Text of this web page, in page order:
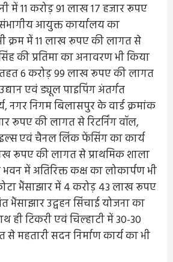
में 11 करोड़ 91 लाख 17 हजार रूपए
आयुक्त कार्यालय का
क्रम में 11 लाख रूपए की लागत से
की प्रतिमा का अनावरण भी किया
तहत 6 करोड़ 99 लाख रूपए की लागत
एवं ड्यूल पाइपिंग अंतर्गत
नगर निगम बिलासपुर के वार्ड क्रमांक
रूपए की लागत से रिटर्निंग वॉल,
एवं चैनल लिंक फेंसिंग का कार्य
रूपए की लागत से प्राथमिक शाला
में अतिरिक्त कक्ष का लोकार्पण भी
भैंसाझार में 4 करोड़ 43 लाख रूपए
भैंसाझार उद्वहन सिंचाई योजना का
ही टिकरी एवं चिल्हाटी में 30-30
महतारी सदन निर्माण कार्य का भी